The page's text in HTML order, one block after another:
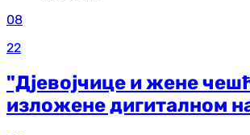
08
22
"Дјевојчице и жене
изложене дигиталном